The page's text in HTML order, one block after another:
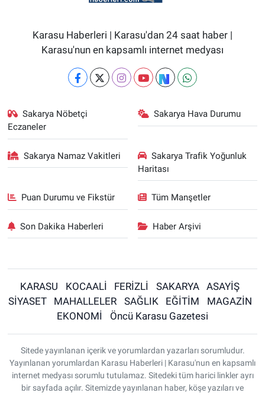
Karasu Haberleri | Karasu'dan 24 saat haber |
Karasu'nun en kapsamlı internet medyası
Sakarya Nöbetçi
Eczaneler
Sakarya Hava Durumu
Sakarya Namaz Vakitleri
Sakarya Trafik Yoğunluk
Haritası
Puan Durumu ve Fikstür Tüm Manşetler
Son Dakika Haberleri Haber Arşivi
KARASU KOCAALİ FERİZLİ SAKARYA
ASAYİŞ
SİYASET
MAHALLELER SAĞLIK EĞİTİM
MAGAZİN
EKONOMİ
Öncü Karasu Gazetesi
Sitede yayınlanan içerik ve yorumlardan yazarları sorumludur.
Yayınlanan yorumlardan Karasu Haberleri | Karasu'nun en kapsamlı
internet medyası sorumlu tutulamaz. Sitedeki tüm harici linkler ayrı
bir sayfada açılır. Sitemizde yayınlanan haber, köşe yazıları ve